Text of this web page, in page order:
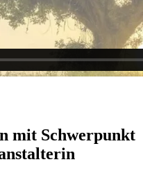
mit Schwerpunkt